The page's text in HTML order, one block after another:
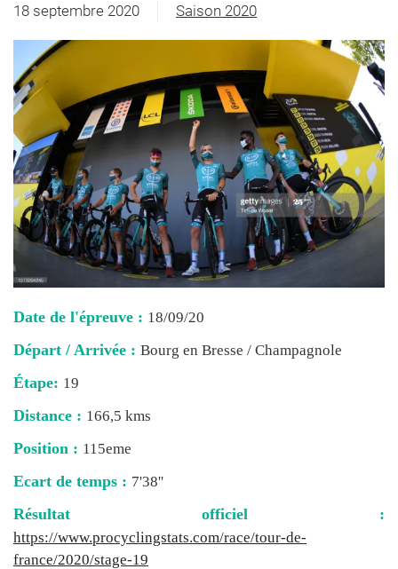
18 septembre 2020 Saison 2020
Date de l'épreuve : 18/09/20
Départ / Arrivée : Bourg en Bresse / Champagnole
Étape: 19
Distance : 166,5 kms
Position : 115eme
Ecart de temps : 7'38''
Résultat officiel :
https://www.procyclingstats.com/race/tour-de-
france/2020/stage-19